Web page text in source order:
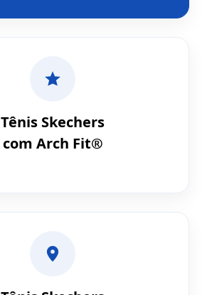
Tênis Skechers
com Arch Fit®